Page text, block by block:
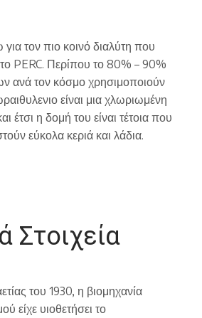
τον πιο κοινό διαλύτη που
PERC. Περίπου το 80% – 90%
ανά τον κόσμο χρησιμοποιούν
είναι μια χλωριωμένη
έτσι η δομή του είναι τέτοια που
εύκολα κεριά και λάδια.
Στοιχεία
του 1930, η βιομηχανία
είχε υιοθετήσει το